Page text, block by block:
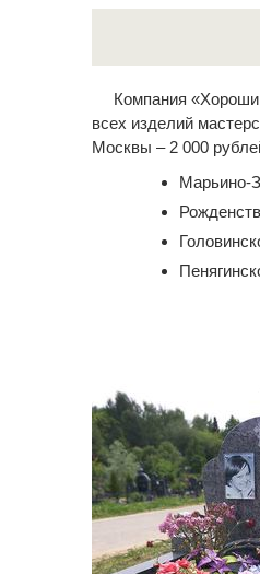
Компания
всех изделий
Москвы – 2 000
Марьино-